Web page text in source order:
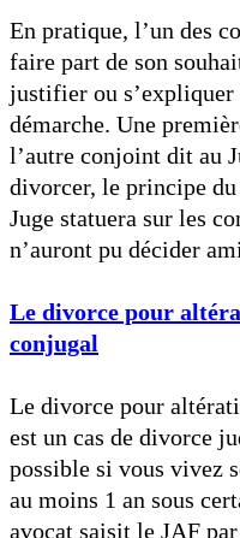
En pratique, l’un des
faire part de son
justifier ou s’expliquer
démarche. Une
l’autre conjoint dit au
divorcer, le principe
Juge statuera sur les
n’auront pu décider
Le divorce pour
conjugal
Le divorce pour
est un cas de divorce
possible si vous vivez
au moins 1 an sous
avocat saisit le JAF